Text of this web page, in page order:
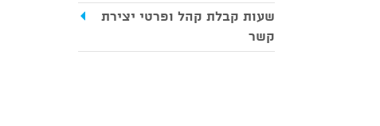
שעות קבלת קהל ופרטי יצירת
קשר